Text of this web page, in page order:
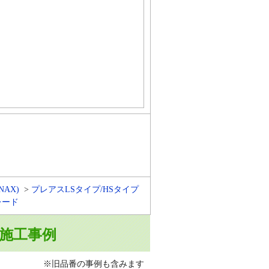
プレアスLSタイプ/HSタイプ
ド
工事例
※旧品番の事例も含みます